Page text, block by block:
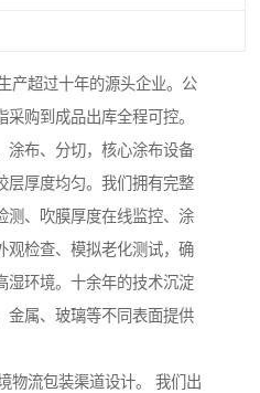
产超过十年的源头企业。公
购到成品出库全程可控。
涂布、分切，核心涂布设备
层厚度均匀。我们拥有完整
测、吹膜厚度在线监控、涂
观检查、模拟老化测试，确
湿环境。十余年的技术沉淀
金属、玻璃等不同表面提供
物流包装渠道设计。 我们出